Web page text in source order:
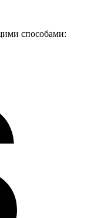
способами: